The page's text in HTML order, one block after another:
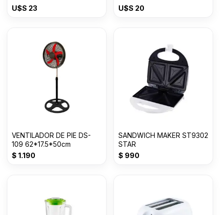
CV2003VH
U$S 23
CV2001
U$S 20
VENTILADOR DE PIE DS-
109 62*17.5*50cm
$ 1.190
SANDWICH MAKER ST9302
STAR
$ 990